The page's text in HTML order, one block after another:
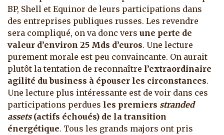
BP, Shell et Equinor de leurs participations dans
des entreprises publiques russes. Les revendre
sera compliqué, on va donc vers une perte de
valeur d’environ 25 Mds d’euros. Une lecture
purement morale est peu convaincante. On aurait
plutôt la tentation de reconnaître l’extraordinaire
agilité du business à épouser les circonstances.
Une lecture plus intéressante est de voir dans ces
participations perdues les premiers stranded
assets(actifs échoués) de la transition
énergétique. Tous les grands majors ont pris